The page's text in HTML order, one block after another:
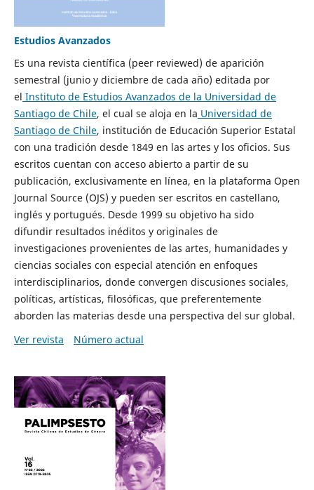
Estudios Avanzados
Es una revista científica (peer reviewed) de aparición
semestral (junio y diciembre de cada año) editada por
el Instituto de Estudios Avanzados de la Universidad de
Santiago de Chile, el cual se aloja en la Universidad de
Santiago de Chile, institución de Educación Superior Estatal
con una tradición desde 1849 en las artes y los oficios. Sus
escritos cuentan con acceso abierto a partir de su
publicación, exclusivamente en línea, en la plataforma Open
Journal Source (OJS) y pueden ser escritos en castellano,
inglés y portugués. Desde 1999 su objetivo ha sido
difundir resultados inéditos y originales de
investigaciones provenientes de las artes, humanidades y
ciencias sociales con especial atención en enfoques
interdisciplinarios, donde convergen discusiones sociales,
políticas, artísticas, filosóficas, que preferentemente
aborden las materias desde una perspectiva del sur global.
Ver revista
Número actual